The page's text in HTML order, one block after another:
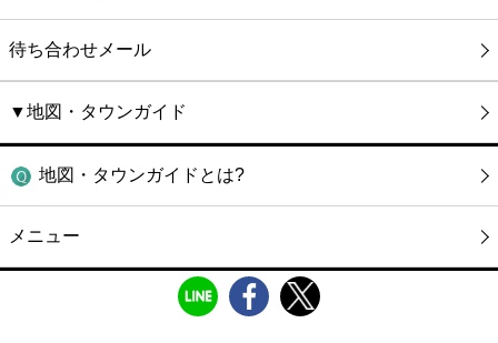
待ち合わせメール
▼地図・タウンガイド
地図・タウンガイドとは?
メニュー